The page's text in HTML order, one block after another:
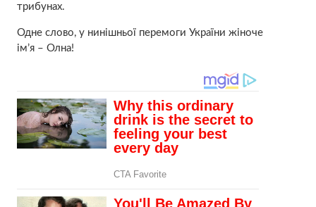
трибунах.
Одне слово, у нинішньої перемоги України жіноче
ім’я – Олна!